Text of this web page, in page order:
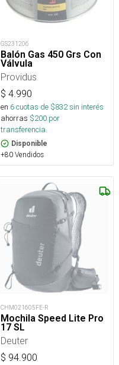
GS231206
Balón Gas 450 Grs Con
Válvula
Providus
$ 4.990
en 6cuotas de $832sin interés
ahorras $200 por
transferencia.
Disponible
+80 Vendidos
CHM021605FE-R
Mochila Speed Lite Pro
17 SL
Deuter
$ 94.900